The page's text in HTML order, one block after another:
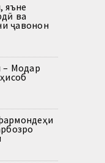
яъне
ва
ҷавонон
– Модар